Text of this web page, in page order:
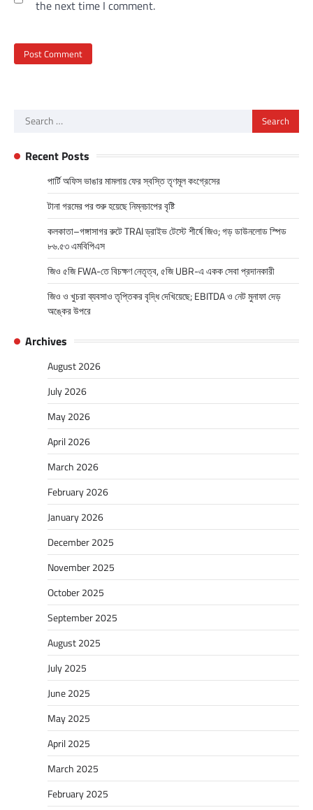
the next time I comment.
Search
Recent Posts
পার্টি অফিস ভাঙার মামলায় ফের স্বস্তি তৃণমূল কংগ্রেসের
টানা গরমের পর শুরু হয়েছে নিম্নচাপের বৃষ্টি
কলকাতা–গঙ্গাসাগর রুটে TRAI ড্রাইভ টেস্টে শীর্ষে জিও; গড় ডাউনলোড স্পিড
৮৬.৫৩ এমবিপিএস
জিও ৫জি FWA-তে বিচক্ষণ নেতৃত্ব, ৫জি UBR-এ একক সেবা প্রদানকারী
জিও ও খুচরা ব্যবসাও তৃপ্তিকর বৃদ্ধি দেখিয়েছে; EBITDA ও নেট মুনাফা দেড়
অঙ্কের উপরে
Archives
August 2026
July 2026
May 2026
April 2026
March 2026
February 2026
January 2026
December 2025
November 2025
October 2025
September 2025
August 2025
July 2025
June 2025
May 2025
April 2025
March 2025
February 2025